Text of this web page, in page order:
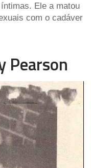
Ele a matou
com o cadáver
Pearson